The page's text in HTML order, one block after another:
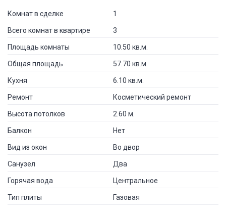
Комнат в сделке 1
Всего комнат в квартире 3
Площадь комнаты 10.50 кв.м.
Общая площадь 57.70 кв.м.
Кухня 6.10 кв.м.
Ремонт Косметический ремонт
Высота потолков 2.60 м.
Балкон Нет
Вид из окон Во двор
Санузел Два
Горячая вода Центральное
Тип плиты Газовая